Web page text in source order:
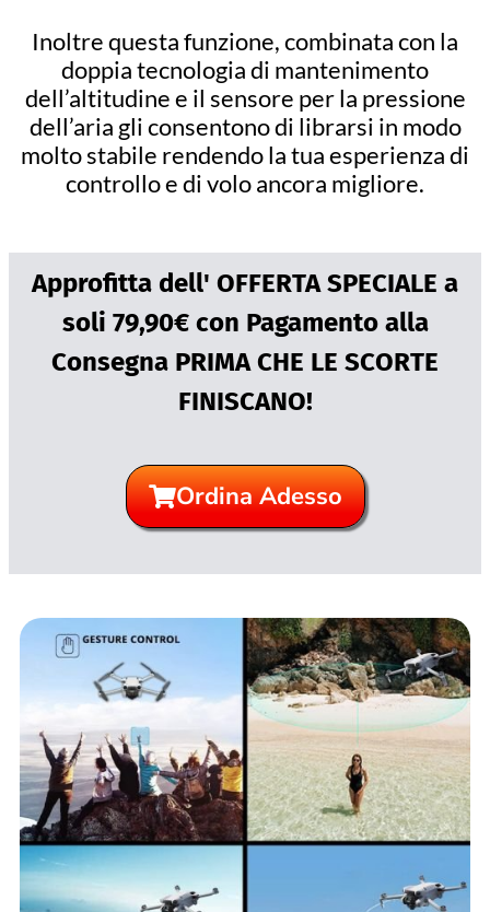
Inoltre questa funzione, combinata con la
doppia tecnologia di mantenimento
dell’altitudine e il sensore per la pressione
dell’aria gli consentono di librarsi in modo
molto stabile rendendo la tua esperienza di
controllo e di volo ancora migliore.
Approfitta dell' OFFERTA SPECIALE a
soli 79,90€ con Pagamento alla
Consegna PRIMA CHE LE SCORTE
FINISCANO!
Ordina Adesso